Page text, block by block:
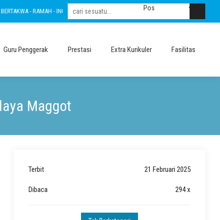
- RAMAH - INOVATIF - LESTARI - INTEGRITAS - AMANAH - NASIONALIS
Guru Penggerak Prestasi Extra Kurikuler Fasilitas
Maggot
Terbit 21 Februari 2025
Dibaca 294 x